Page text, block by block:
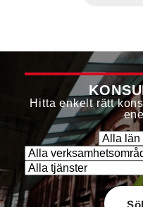
Hitta enkelt rätt